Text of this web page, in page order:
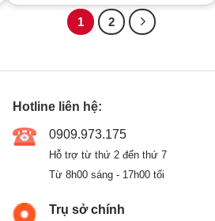
1 2
Hotline liên hệ:
0909.973.175
Hỗ trợ từ thứ 2 đến thứ 7
Từ 8h00 sáng - 17h00 tối
Trụ sở chính